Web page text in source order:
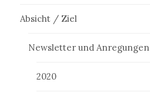
Absicht / Ziel
Newsletter und Anregungen
2020